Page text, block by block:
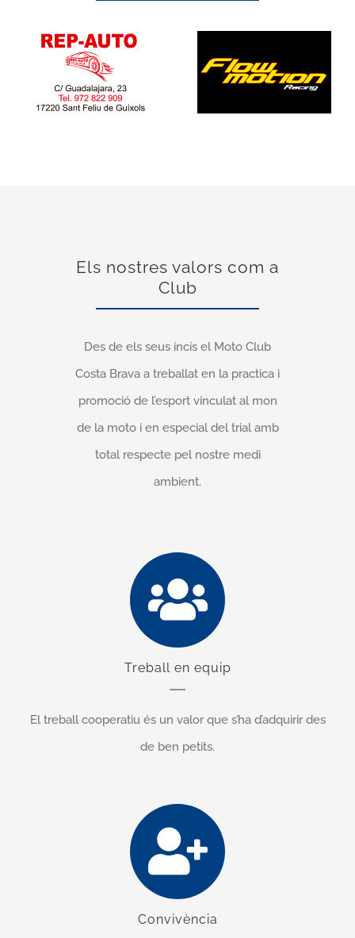
Els nostres valors com a
Club
Des de els seus incís el Moto Club
Costa Brava a treballat en la practica i
promoció de l’esport vinculat al mon
de la moto i en especial del trial amb
total respecte pel nostre medi
ambient.
Treball en equip
El treball cooperatiu és un valor que s’ha d’adquirirdes
de ben petits.
Convivència